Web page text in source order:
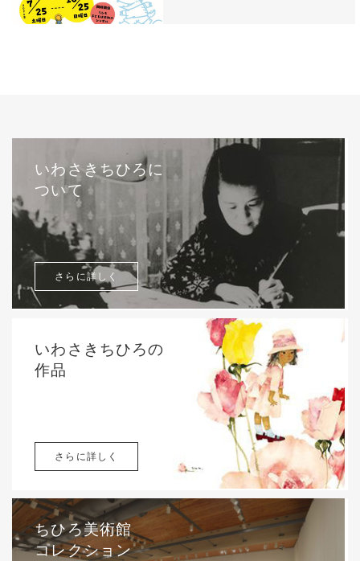
いわさきちひろに
ついて
さらに詳しく
いわさきちひろの
作品
さらに詳しく
ちひろ美術館
コレクション